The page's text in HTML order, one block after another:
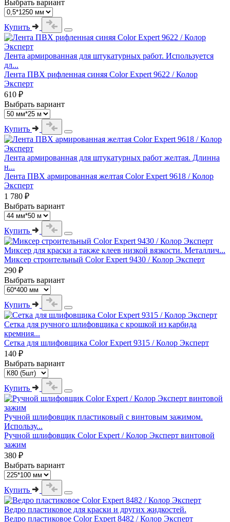
Выбрать вариант
Купить
Лента армированная для штукатурных работ. Используется
дл...
Лента ПВХ рифленная синяя Color Expert 9622 / Колор
Эксперт
610 ₽
Выбрать вариант
Купить
Лента армированная для штукатурных работ желтая. Длинна
н...
Лента ПВХ армированная желтая Color Expert 9618 / Колор
Эксперт
1 780 ₽
Выбрать вариант
Купить
Миксер для краски а также клеев низкой вязкости. Металлич...
Миксер строительный Color Expert 9430 / Колор Эксперт
290 ₽
Выбрать вариант
Купить
Сетка для ручного шлифовщика с крошкой из карбида
кремния...
Сетка для шлифовщика Color Expert 9315 / Колор Эксперт
140 ₽
Выбрать вариант
Купить
Ручной шлифовщик пластиковый с винтовым зажимом.
Использу...
Ручной шлифовщик Color Expert / Колор Эксперт винтовой
зажим
380 ₽
Выбрать вариант
Купить
Ведро пластиковое для краски и других жидкостей.
Ведро пластиковое Color Expert 8482 / Колор Эксперт